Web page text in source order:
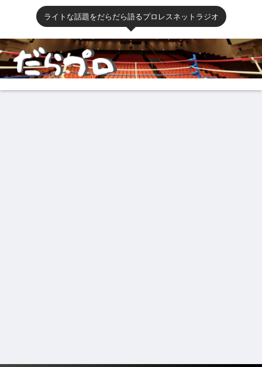
ライトな話題をだらだら語るプロレスネットラジオ